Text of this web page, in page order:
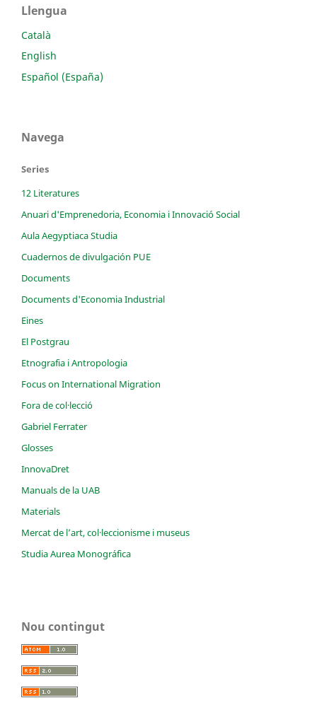
Llengua
Català
English
Español (España)
Navega
Series
12 Literatures
Anuari d'Emprenedoria, Economia i Innovació Social
Aula Aegyptiaca Studia
Cuadernos de divulgación PUE
Documents
Documents d'Economia Industrial
Eines
El Postgrau
Etnografia i Antropologia
Focus on International Migration
Fora de col·lecció
Gabriel Ferrater
Glosses
InnovaDret
Manuals de la UAB
Materials
Mercat de l’art, col·leccionisme i museus
Studia Aurea Monográfica
Nou contingut